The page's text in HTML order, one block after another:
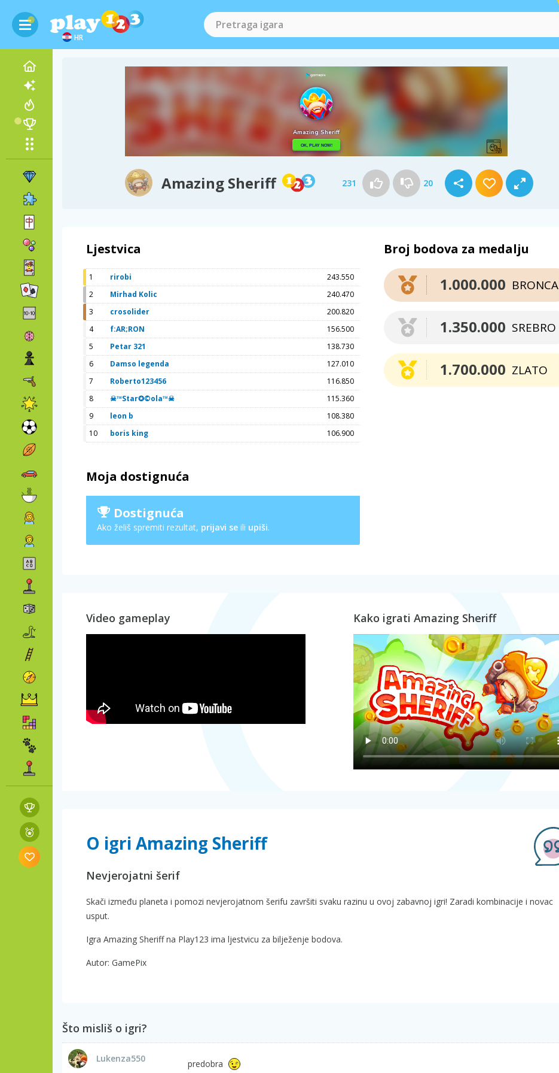
HR
Amazing Sheriff 231 20
Ljestvica
1 rirobi
243.550
2
Mirhad Kolic
240.470
3
crosolider
200.820
4
f:AR;RON
156.500
5
Petar 321
138.730
6
Damso legenda
127.010
7
Roberto123456
116.850
8
☠™Star✪©ola™☠
115.360
9
leon b
108.380
10
boris king 106.900
Moja dostignuća
Dostignuća
Ako želiš spremiti rezultat, prijavi se ili upiši.
Broj bodova za medalju
BRONCA
1.000.000
SREBRO
1.350.000
ZLATO
1.700.000
Video gameplay Kako igrati Amazing Sheriff
O igri Amazing Sheriff
Nevjerojatni šerif
Skači između planeta i pomozi nevjerojatnom šerifu završiti svaku razinu u ovoj zabavnoj igri! Zaradi kombinacije i novac
usput.
Igra Amazing Sheriff na Play123 ima ljestvicu za bilježenje bodova.
Autor: GamePix
Što misliš o igri?
Lukenza550 predobra